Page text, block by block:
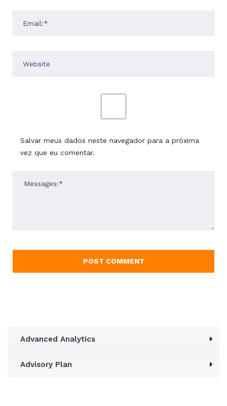
Salvar meus dados neste navegador para a próxima
vez que eu comentar.
Advanced Analytics
Advisory Plan